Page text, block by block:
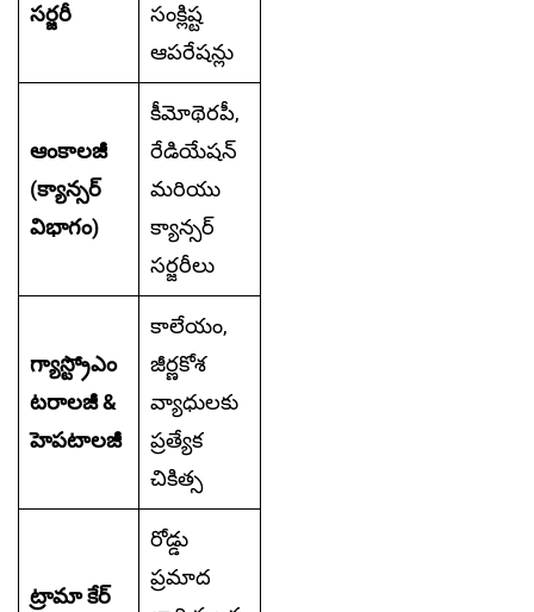
సర్జరీ
సంక్లిష్ట
ఆపరేషన్లు
ఆంకాలజీ
(క్యాన్సర్
విభాగం)
కీమోథెరపీ,
రేడియేషన్
మరియు
క్యాన్సర్
సర్జరీలు
గ్యాస్ట్రోఎం
టరాలజీ &
హెపటాలజీ
కాలేయం,
జీర్ణకోశ
వ్యాధులకు
ప్రత్యేక
చికిత్స
ట్రామా కేర్
రోడ్డు
ప్రమాద